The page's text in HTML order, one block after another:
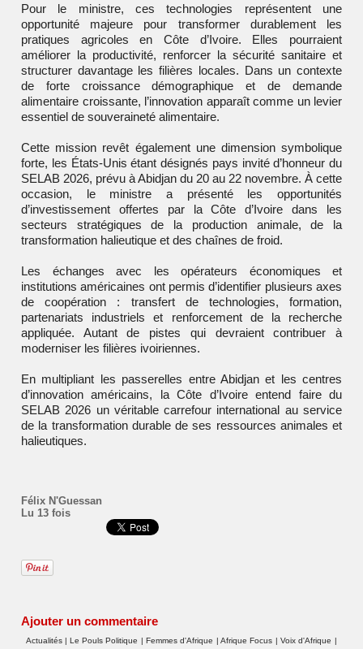
Pour le ministre, ces technologies représentent une
opportunité majeure pour transformer durablement les
pratiques agricoles en Côte d’Ivoire. Elles pourraient
améliorer la productivité, renforcer la sécurité sanitaire et
structurer davantage les filières locales. Dans un contexte
de forte croissance démographique et de demande
alimentaire croissante, l’innovation apparaît comme un levier
essentiel de souveraineté alimentaire.
Cette mission revêt également une dimension symbolique
forte, les États-Unis étant désignés pays invité d’honneur du
SELAB 2026, prévu à Abidjan du 20 au 22 novembre. À cette
occasion, le ministre a présenté les opportunités
d’investissement offertes par la Côte d’Ivoire dans les
secteurs stratégiques de la production animale, de la
transformation halieutique et des chaînes de froid.
Les échanges avec les opérateurs économiques et
institutions américaines ont permis d’identifier plusieurs axes
de coopération : transfert de technologies, formation,
partenariats industriels et renforcement de la recherche
appliquée. Autant de pistes qui devraient contribuer à
moderniser les filières ivoiriennes.
En multipliant les passerelles entre Abidjan et les centres
d’innovation américains, la Côte d’Ivoire entend faire du
SELAB 2026 un véritable carrefour international au service
de la transformation durable de ses ressources animales et
halieutiques.
Félix N'Guessan
Lu 13 fois
Ajouter un commentaire
Actualités | Le Pouls Politique | Femmes d'Afrique | Afrique Focus | Voix d'Afrique |